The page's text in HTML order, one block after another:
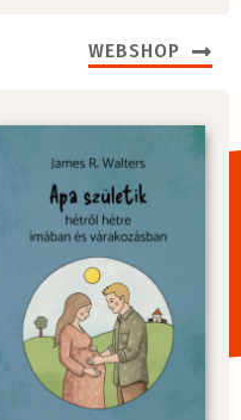
WEBSHOP